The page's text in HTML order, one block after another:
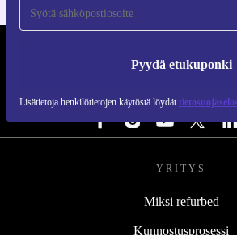
Pyydä etukuponki
Lisätietoja henkilötietojen käytöstä löydät
YRITYS
Miksi refurbed
Kunnostusprosessi